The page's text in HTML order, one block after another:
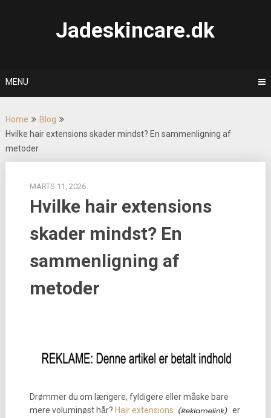
Jadeskincare.dk
MENU
Home
Blog
Hvilke hair extensions skader mindst? En sammenligning af
metoder
MARTS 11, 2026
Hvilke hair extensions
skader mindst? En
sammenligning af
metoder
Drømmer du om længere, fyldigere eller måske bare
mere voluminøst hår? Hair extensions
er